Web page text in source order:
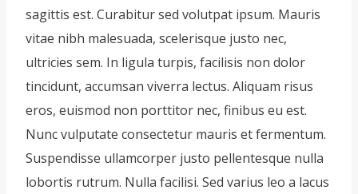
sagittis est. Curabitur sed volutpat ipsum. Mauris
vitae nibh malesuada, scelerisque justo nec,
ultricies sem. In ligula turpis, facilisis non dolor
tincidunt, accumsan viverra lectus. Aliquam risus
eros, euismod non porttitor nec, finibus eu est.
Nunc vulputate consectetur mauris et fermentum.
Suspendisse ullamcorper justo pellentesque nulla
lobortis rutrum. Nulla facilisi. Sed varius leo a lacus